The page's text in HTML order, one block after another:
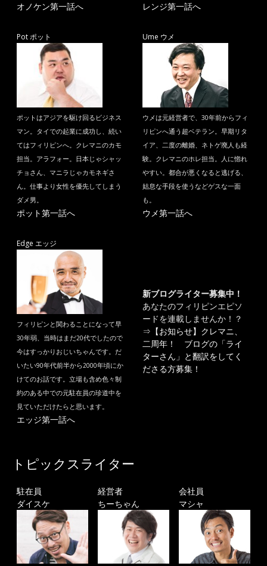
オノケン第一話へ レンジ第一話へ
Pot ポット
ポットはアジアを駆け回るビジネス
マン。タイでの起業に成功し、続い
てはフィリピンへ。クレマニのカモ
担当。アラフォー。日本じゃシャッ
チョさん、マニラじゃカモネギさ
ん。仕事より女性を優先してしまう
ダメ男。
ポット第一話へ
Ume ウメ
ウメは元経営者で、30年前からフィ
リピンへ通う超ベテラン。早期リタ
イア、二度の離婚、ネトゲ廃人も経
験。クレマニのホレ担当。人に惚れ
やすい。都合が悪くなると逃げる、
姑息な手段を使うなどゲスな一面
も。
ウメ第一話へ
Edge エッジ
フィリピンと関わることになって早
30年弱、当時はまだ20代でしたので
今はすっかりおじいちゃんです。だ
いたい90年代前半から2000年頃にか
けてのお話です。立場も含め色々制
約のある中での元駐在員の珍道中を
見ていただけたらと思います。
エッジ第一話へ
新ブログライター募集中！
あなたのフィリピンエピソ
ードを連載しませんか！？
⇒ 【お知らせ】クレマニ、
二周年！ ブログの「ライ
ターさん」と翻訳をしてく
ださる方募集！
トピックスライター
駐在員
ダイスケ
経営者
ちーちゃん
会社員
マシャ